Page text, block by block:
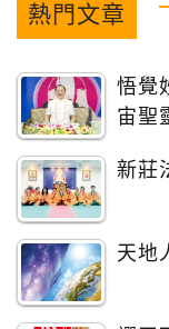
熱門文章
悟覺
宙聖
新莊
天地